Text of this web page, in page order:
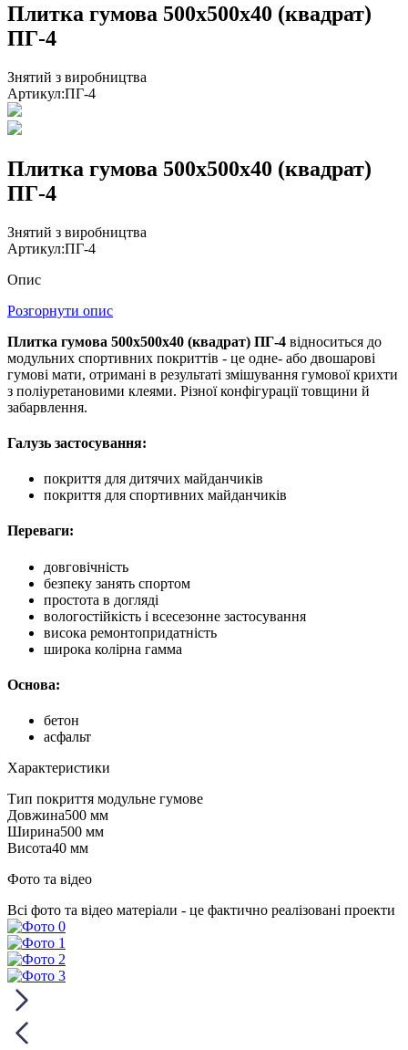
Плитка гумова 500х500х40 (квадрат)
ПГ-4
Знятий з виробництва
Артикул:ПГ-4
Плитка гумова 500х500х40 (квадрат)
ПГ-4
Знятий з виробництва
Артикул:ПГ-4
Опис
Розгорнути опис
Плитка гумова 500х500х40 (квадрат) ПГ-4 відноситься до
модульних спортивних покриттів - це одне- або двошарові
гумові мати, отримані в результаті змішування гумової крихти
з поліуретановими клеями. Різної конфігурації товщини й
забарвлення.
Галузь застосування:
покриття для дитячих майданчиків
покриття для спортивних майданчиків
Переваги:
довговічність
безпеку занять спортом
простота в догляді
вологостійкість і всесезонне застосування
висока ремонтопридатність
широка колірна гамма
Основа:
бетон
асфальт
Характеристики
Тип покриття модульне гумове
Довжина500 мм
Ширина500 мм
Висота40 мм
Фото та відео
Всі фото та відео матеріали - це фактично реалізовані проекти